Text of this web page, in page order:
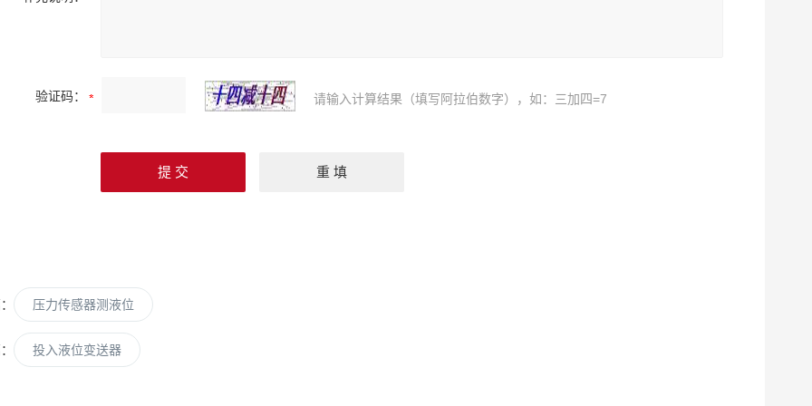
验证码： 请输入计算结果（填写阿拉伯数字），如：三加四=7
压力传感器测液位
投入液位变送器